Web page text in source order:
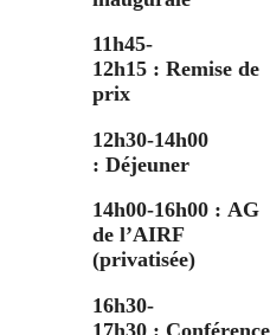
11h45-
12h15 : Remise de
prix
12h30-14h00
: Déjeuner
14h00-16h00 : AG
de l’AIRF
(privatisée)
16h30-
17h30 : Conférence